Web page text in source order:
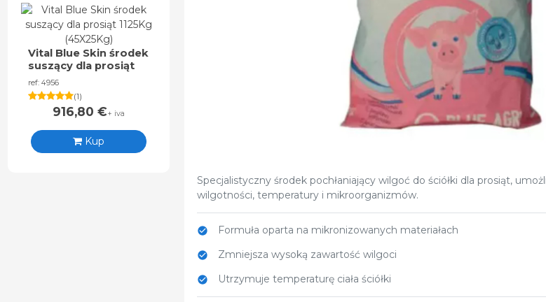
Vital Blue Skin środek
suszący dla prosiąt
1125Kg (45X25Kg)
ref: 4956
(1)
916,80 €+ iva
Kup
Specjalistyczny środek pochłaniający wilgoć do ściółki dla prosiąt,
wilgotności, temperatury i mikroorganizmów.
Formuła oparta na mikronizowanych materiałach
Zmniejsza wysoką zawartość wilgoci
Utrzymuje temperaturę ciała ściółki